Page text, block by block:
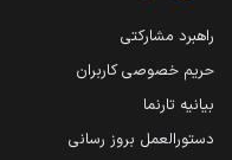
راهبرد مشارکتی
حریم خصوصی کاربران
بیانیه تارنما
دستورالعمل بروز رسانی